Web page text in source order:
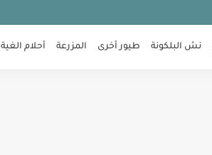
نش البلكونة طيور أخرى المزرعة أحلام الغية